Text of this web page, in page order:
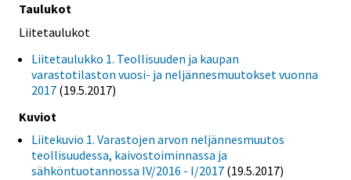
Taulukot
Liitetaulukot
Liitetaulukko 1. Teollisuuden ja kaupan
varastotilaston vuosi- ja neljännesmuutokset vuonna
2017 (19.5.2017)
Kuviot
Liitekuvio 1. Varastojen arvon neljännesmuutos
teollisuudessa, kaivostoiminnassa ja
sähköntuotannossa IV/2016 - I/2017 (19.5.2017)